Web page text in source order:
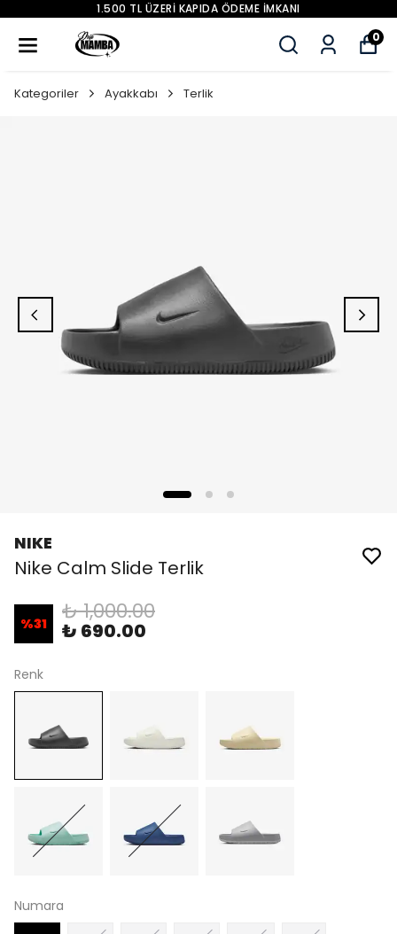
1.500 TL ÜZERİ KAPIDA ÖDEME İMKANI
0
Kategoriler Ayakkabı Terlik
NIKE
Nike Calm Slide Terlik
%31 ₺ 1,000.00
₺ 690.00
Renk
Numara